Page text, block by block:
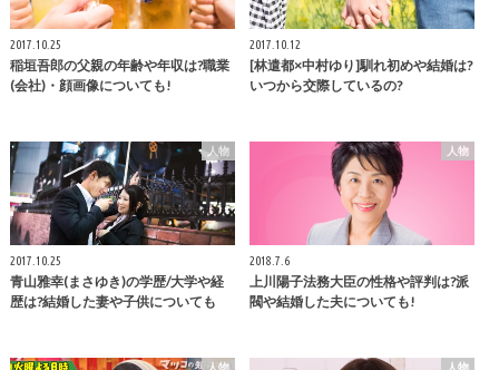
2017.10.25
稲垣吾郎の父親の年齢や年収は?職業
(会社)・顔画像についても!
2017.10.12
[林遣都×中村ゆり]馴れ初めや結婚は?
いつから交際しているの?
人物
2017.10.25
青山雅幸(まさゆき)の学歴/大学や経
歴は?結婚した妻や子供についても
人物
2018.7.6
上川陽子法務大臣の性格や評判は?派
閥や結婚した夫についても!
人物 人物